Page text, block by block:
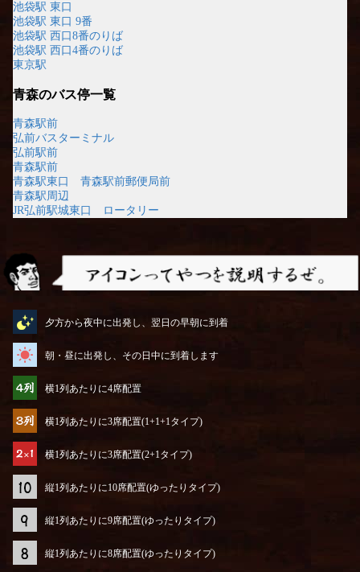
池袋駅 東口
池袋駅 東口 9番
池袋駅 西口8番のりば
池袋駅 西口4番のりば
東京駅
青森のバス停一覧
青森駅前
弘前バスターミナル
弘前駅前
青森駅前
青森駅東口 青森駅前郵便局前
青森駅周辺
JR弘前駅城東口 ロータリー
夕方から夜中に出発し、翌日の早朝に到着
朝・昼に出発し、その日中に到着します
横1列あたりに4席配置
横1列あたりに3席配置(1+1+1タイプ)
横1列あたりに3席配置(2+1タイプ)
縦1列あたりに10席配置(ゆったりタイプ)
縦1列あたりに9席配置(ゆったりタイプ)
縦1列あたりに8席配置(ゆったりタイプ)